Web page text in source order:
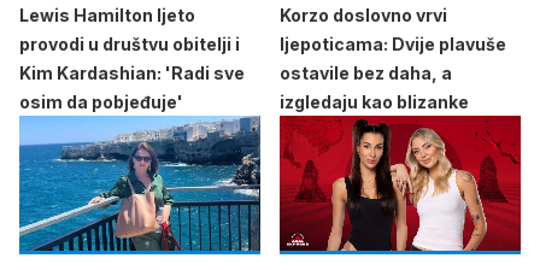
Lewis Hamilton ljeto
provodi u društvu obitelji i
Kim Kardashian: 'Radi sve
osim da pobjeđuje'
Korzo doslovno vrvi
ljepoticama: Dvije plavuše
ostavile bez daha, a
izgledaju kao blizanke